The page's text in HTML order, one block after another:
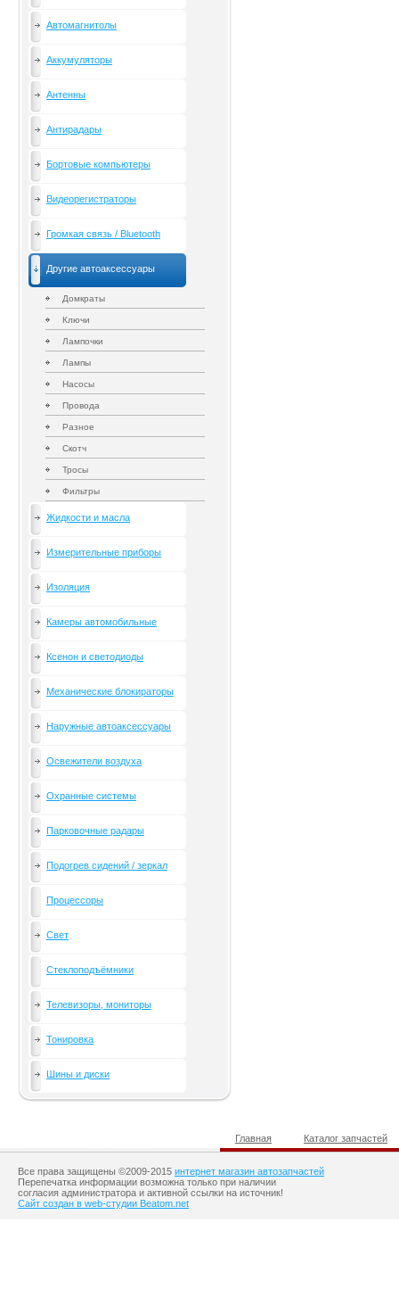
Автомагнитолы
Аккумуляторы
Антенны
Антирадары
Бортовые компьютеры
Видеорегистраторы
Громкая связь / Bluetooth
Другие автоаксессуары
Домкраты
Ключи
Лампочки
Лампы
Насосы
Провода
Разное
Скотч
Тросы
Фильтры
Жидкости и масла
Измерительные приборы
Изоляция
Камеры автомобильные
Ксенон и светодиоды
Механические блокираторы
Наружные автоаксессуары
Освежители воздуха
Охранные системы
Парковочные радары
Подогрев сидений / зеркал
Процессоры
Свет
Стеклоподъёмники
Телевизоры, мониторы
Тонировка
Шины и диски
Главная Каталог запчастей
Все права защищены ©2009-2015 интернет магазин автозапчастей
Перепечатка информации возможна только при наличии
согласия администратора и активной ссылки на источник!
Сайт создан в web-студии Beatom.net